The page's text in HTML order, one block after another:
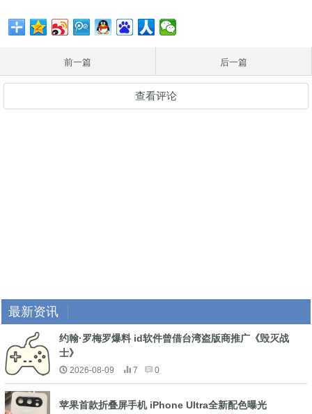
前一篇 后一篇
查看评论
最新资讯
约翰·罗梅罗爆料 id软件曾借台湾盗版商推广《毁灭战
士》
2026-08-09 7 0
苹果首款折叠屏手机 iPhone Ultra全新配色曝光